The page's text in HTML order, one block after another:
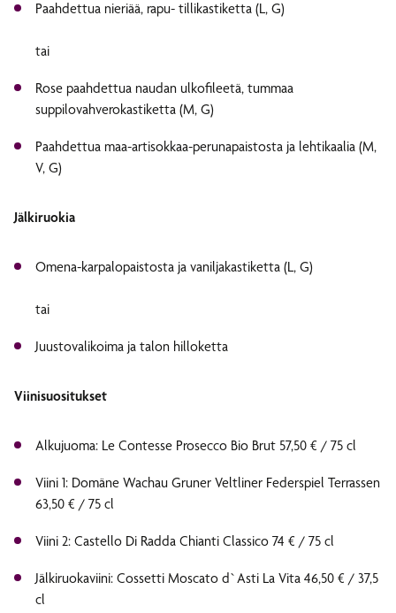
Paahdettua nieriää, rapu- tillikastiketta (L, G)
tai
Rose paahdettua naudan ulkofileetä, tummaa
suppilovahverokastiketta (M, G)
Paahdettua maa-artisokkaa-perunapaistosta ja lehtikaalia (M,
V, G)
Jälkiruokia
Omena-karpalopaistosta ja vaniljakastiketta (L, G)
tai
Juustovalikoima ja talon hilloketta
Viinisuositukset
Alkujuoma: Le Contesse Prosecco Bio Brut 57,50 € / 75 cl
Viini 1: Domäne Wachau Gruner Veltliner Federspiel Terrassen
63,50 € / 75 cl
Viini 2: Castello Di Radda Chianti Classico 74 € / 75 cl
Jälkiruokaviini: Cossetti Moscato d`Asti La Vita 46,50 € / 37,5
cl